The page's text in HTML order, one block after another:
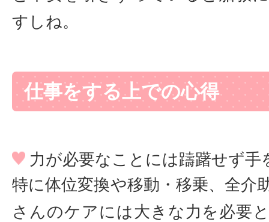
すしね。
仕事をする上での心得
力が必要なことには躊躇せず手
特に体位変換や移動・移乗、全介
さんのケアには大きな力を必要